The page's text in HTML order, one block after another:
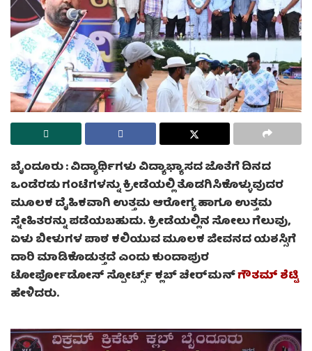
ಬೈಂದೂರು :ವಿದ್ಯಾರ್ಥಿಗಳು ವಿದ್ಯಾಭ್ಯಾಸದ ಜೊತೆಗೆ ದಿನದ
ಒಂಡೆರಡು ಗಂಟೆಗಳನ್ನು ಕ್ರೀಡೆಯಲ್ಲಿ ತೊಡಗಿಸಿಕೊಳ್ಳುವುದರ
ಮೂಲಕ ದೈಹಿಕವಾಗಿ ಉತ್ತಮ ಆರೋಗ್ಯ ಹಾಗೂ ಉತ್ತಮ
ಸ್ನೇಹಿತರನ್ನು ಪಡೆಯಬಹುದು. ಕ್ರೀಡೆಯಲ್ಲಿನ ಸೋಲು ಗೆಲುವು,
ಏಳು ಬೀಳುಗಳ ಪಾಠ ಕಲಿಯುವ ಮೂಲಕ ಜೀವನದ ಯಶಸ್ಸಿಗೆ
ದಾರಿ ಮಾಡಿಕೊಡುತ್ತದೆ ಎಂದು ಕುಂದಾಪುರ
ಟೋರ್ಪೋಡೋಸ್ ಸ್ಪೋರ್ಟ್ಸ್ ಕ್ಲಬ್ ಚೇರ್‌ಮನ್ಗೌತಮ್ ಶೆಟ್ಟಿ
ಹೇಳಿದರು.